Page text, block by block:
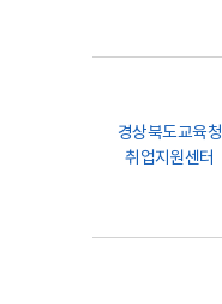
경상북도교육청
취업지원센터